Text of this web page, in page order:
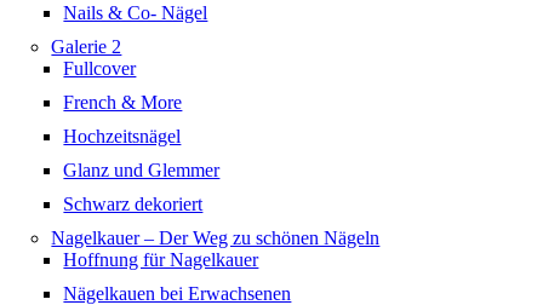
Nails & Co- Nägel
Galerie 2
Fullcover
French & More
Hochzeitsnägel
Glanz und Glemmer
Schwarz dekoriert
Nagelkauer – Der Weg zu schönen Nägeln
Hoffnung für Nagelkauer
Nägelkauen bei Erwachsenen